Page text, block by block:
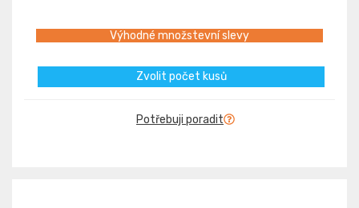
Výhodné množstevní slevy
Zvolit počet kusů
Potřebuji poradit